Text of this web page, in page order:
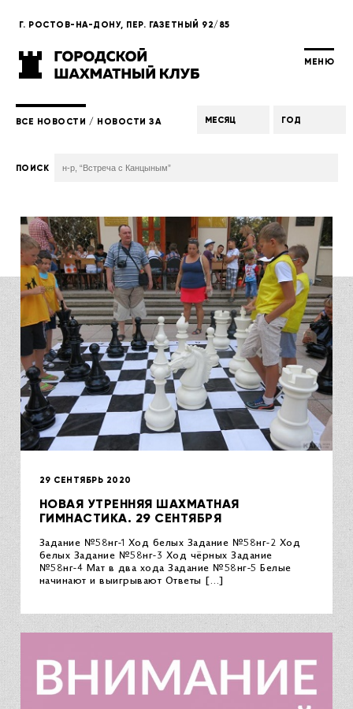
Г. РОСТОВ-НА-ДОНУ, ПЕР. ГАЗЕТНЫЙ 92/85
МЕНЮ
ВСЕ НОВОСТИ / НОВОСТИ ЗА
ПОИСК
29 СЕНТЯБРЬ 2020
НОВАЯ УТРЕННЯЯ ШАХМАТНАЯ
ГИМНАСТИКА. 29 СЕНТЯБРЯ
Задание №58нг-1 Ход белых Задание №58нг-2 Ход
белых Задание №58нг-3 Ход чёрных Задание
№58нг-4 Мат в два хода Задание №58нг-5 Белые
начинают и выигрывают Ответы […]